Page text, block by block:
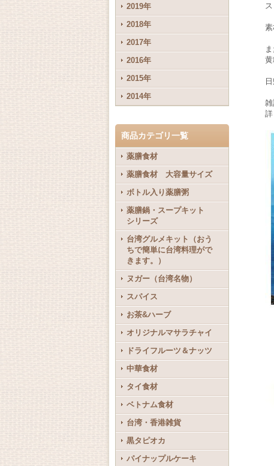
2019年
2018年
2017年
2016年
2015年
2014年
商品カテゴリ一覧
薬膳食材
薬膳食材 大容量サイズ
ボトル入り薬膳粥
薬膳鍋・スープキット
シリーズ
台湾グルメキット（おう
ちで簡単に台湾料理がで
きます。）
ヌガー（台湾名物）
スパイス
お茶&ハーブ
オリジナルマサラチャイ
ドライフルーツ＆ナッツ
中華食材
タイ食材
ベトナム食材
台湾・香港雑貨
黒タピオカ
パイナップルケーキ
黄
詳